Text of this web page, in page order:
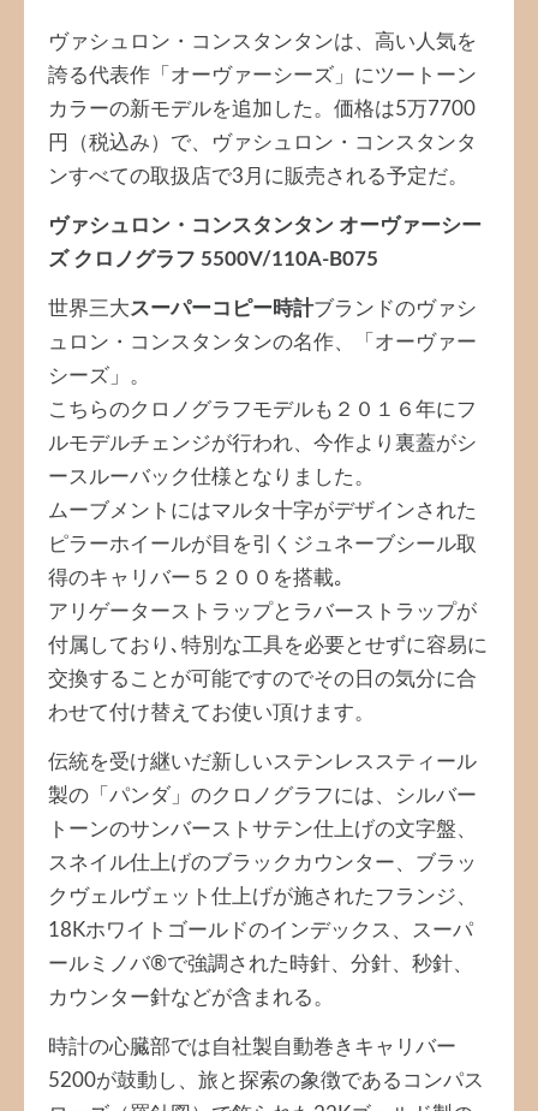
ヴァシュロン・コンスタンタンは、高い人気を
誇る代表作「オーヴァーシーズ」にツートーン
カラーの新モデルを追加した。価格は5万7700
円（税込み）で、ヴァシュロン・コンスタンタ
ンすべての取扱店で3月に販売される予定だ。
ヴァシュロン・コンスタンタン オーヴァーシー
ズ クロノグラフ 5500V/110A-B075
世界三大スーパーコピー時計ブランドのヴァシ
ュロン・コンスタンタンの名作、「オーヴァー
シーズ」。
こちらのクロノグラフモデルも２０１６年にフ
ルモデルチェンジが行われ、今作より裏蓋がシ
ースルーバック仕様となりました。
ムーブメントにはマルタ十字がデザインされた
ピラーホイールが目を引くジュネーブシール取
得のキャリバー５２００を搭載｡
アリゲーターストラップとラバーストラップが
付属しており､特別な工具を必要とせずに容易に
交換することが可能ですのでその日の気分に合
わせて付け替えてお使い頂けます。
伝統を受け継いだ新しいステンレススティール
製の「パンダ」のクロノグラフには、シルバー
トーンのサンバーストサテン仕上げの文字盤、
スネイル仕上げのブラックカウンター、ブラッ
クヴェルヴェット仕上げが施されたフランジ、
18Kホワイトゴールドのインデックス、スーパ
ールミノバ®で強調された時針、分針、秒針、
カウンター針などが含まれる。
時計の心臓部では自社製自動巻きキャリバー
5200が鼓動し、旅と探索の象徴であるコンパス